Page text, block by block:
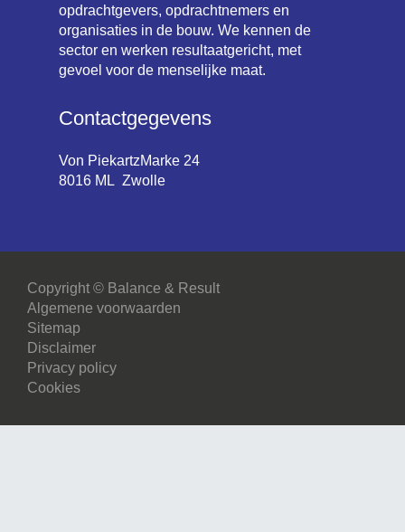
opdrachtgevers, opdrachtnemers en
organisaties in de bouw. We kennen de
sector en werken resultaatgericht, met
gevoel voor de menselijke maat.
Contactgegevens
Von PiekartzMarke 24
8016 ML Zwolle
Copyright © Balance & Result
Algemene voorwaarden
Sitemap
Disclaimer
Privacy policy
Cookies